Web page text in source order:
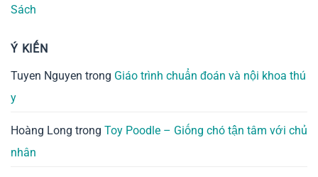
Sách
Ý KIẾN
Tuyen Nguyen trong Giáo trình chuẩn đoán và nội khoa thú
y
Hoàng Long trong Toy Poodle – Giống chó tận tâm với chủ
nhân